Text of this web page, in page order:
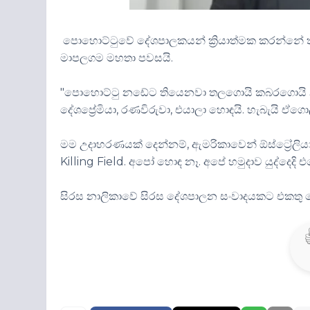
පොහොට්ටුවේ දේශපාලකයන් ක්‍රියාත්මක
මාපලගම මහතා පවසයි.
"පොහොට්ටු නඩේට තියෙනවා තලගොයි කබරගොයි
දේශප්‍රේමියා, රණවිරුවා, එයාලා හොඳයි. හැබැයි
මම උදාහරණයක් දෙන්නම්, ඇමරිකාවෙන්
Killing Field. අපෝ හොඳ නෑ. අපේ හමුදාව යුද්දෙදි
සිරස නාලිකාවේ සිරස දේශපාලන සංවාදයකට